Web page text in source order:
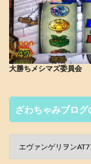
大勝ちメシマズ委員会
ざわちゃみブロ